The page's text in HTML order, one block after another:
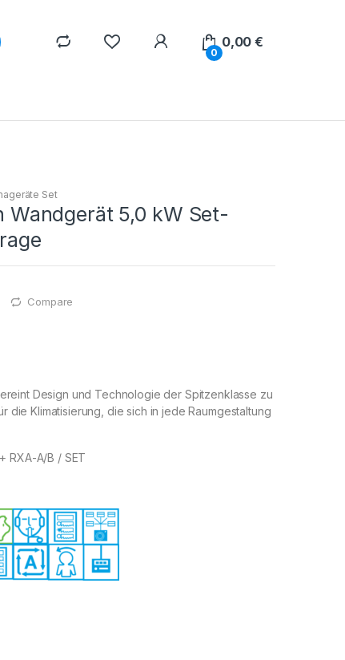
0
0,00€
Set
Wandgerät 5,0 kW Set-
Compare
Design und Technologie der Spitzenklasse zu
die Klimatisierung, die sich in jede Raumgestaltung
RXA-A/B / SET